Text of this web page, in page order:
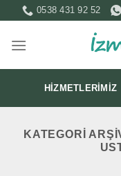
İçeriğe
0538 431 92 52
HIZMETLERIMIZ
KATEGORI